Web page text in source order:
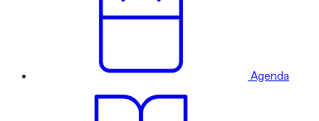
Agenda